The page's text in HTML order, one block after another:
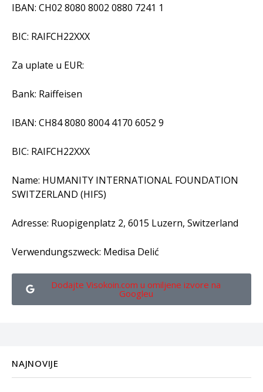
IBAN: CH02 8080 8002 0880 7241 1
BIC: RAIFCH22XXX
Za uplate u EUR:
Bank: Raiffeisen
IBAN: CH84 8080 8004 4170 6052 9
BIC: RAIFCH22XXX
Name: HUMANITY INTERNATIONAL FOUNDATION
SWITZERLAND (HIFS)
Adresse: Ruopigenplatz 2, 6015 Luzern, Switzerland
Verwendungszweck: Medisa Delić
Dodajte Visokoin.com u omiljene izvore na
Googleu
NAJNOVIJE